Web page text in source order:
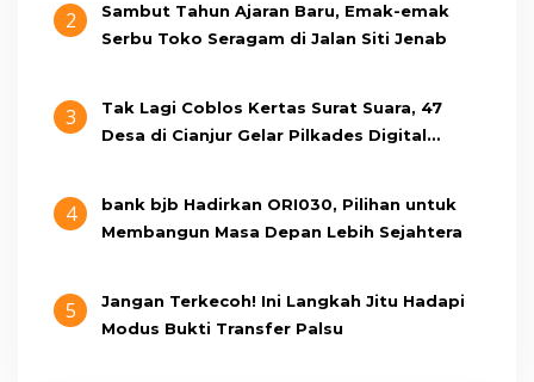
2
Sambut Tahun Ajaran Baru, Emak-emak
Serbu Toko Seragam di Jalan Siti Jenab
3
Tak Lagi Coblos Kertas Surat Suara, 47
Desa di Cianjur Gelar Pilkades Digital
4
bank bjb Hadirkan ORI030, Pilihan untuk
Membangun Masa Depan Lebih Sejahtera
5
Jangan Terkecoh! Ini Langkah Jitu Hadapi
Modus Bukti Transfer Palsu